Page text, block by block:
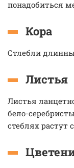
понадобиться
Кора
Стлебли
Листья
Листья
бело-
стеблях растут